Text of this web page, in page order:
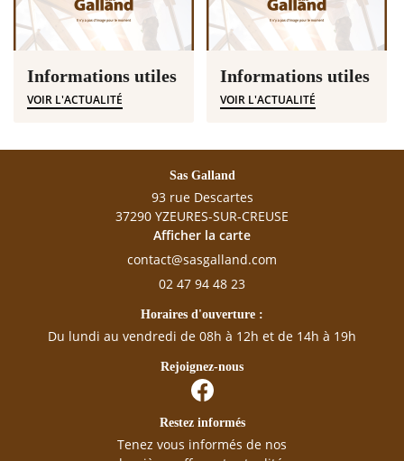
Informations utiles
VOIR L'ACTUALITÉ
Informations utiles
VOIR L'ACTUALITÉ
Sas Galland
93 rue Descartes
37290 YZEURES-SUR-CREUSE
Afficher la carte
02 47 94 48 23
Horaires d'ouverture :
Du lundi au vendredi de 08h à 12h et de 14h à 19h
Rejoignez-nous
Restez informés
Tenez vous informés de nos